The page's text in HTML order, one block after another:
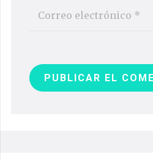
PUBLICAR EL